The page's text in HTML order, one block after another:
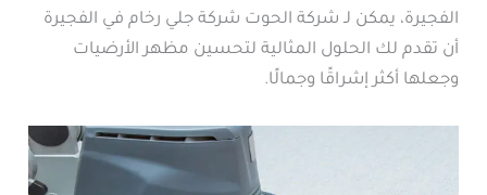
الفجيرة، يمكن لـ شركة الحوت شركة جلي رخام في الفجيرة
أن تقدم لك الحلول المثالية لتحسين مظهر الأرضيات
وجعلها أكثر إشراقًا وجمالًا.